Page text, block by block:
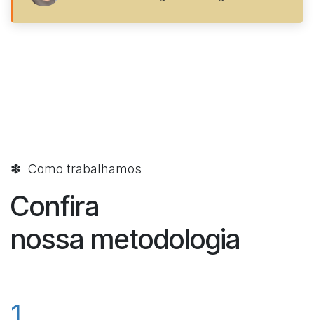
✽ Como trabalhamos
Confira
nossa metodologia